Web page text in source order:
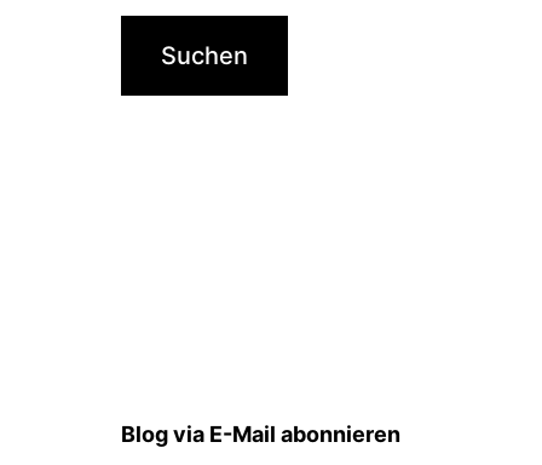
Blog via E-Mail abonnieren